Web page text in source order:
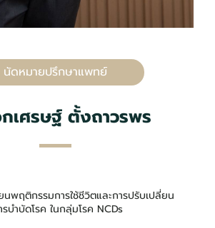
นัดหมายปรึกษาแพทย์
เศรษฐ์ ตั้งถาวรพร
นพฤติกรรมการใช้ชีวิตและการปรับเปลี่ยน
บำบัดโรค ในกลุ่มโรค NCDs